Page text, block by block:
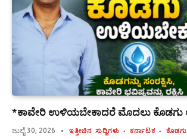
*ಕಾವೇರಿ ಉಳಿಯಬೇಕಾದರೆ ಮೊದಲು
ಜುಲೈ 30, 2026 ಇತ್ತೀಚಿನ ಸುದ್ದಿಗಳು ಕರ್ನಾಟಕ